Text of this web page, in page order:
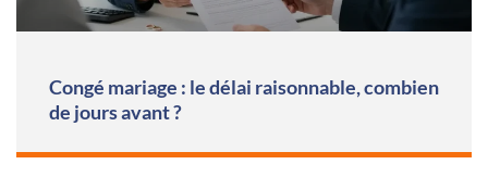
Congé mariage : le délai raisonnable, combien
de jours avant ?